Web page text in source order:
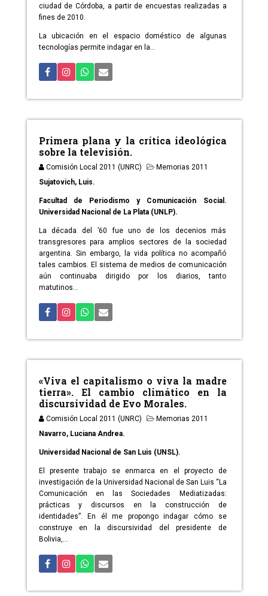
ciudad de Córdoba, a partir de encuestas realizadas a
fines de 2010.
La ubicación en el espacio doméstico de algunas
tecnologías permite indagar en la...
Primera plana y la crítica ideológica
sobre la televisión.
Comisión Local 2011 (UNRC)
Memorias 2011
Sujatovich, Luis.
Facultad de Periodismo y Comunicación Social.
Universidad Nacional de La Plata (UNLP).
La década del ’60 fue uno de los decenios más
transgresores para amplios sectores de la sociedad
argentina. Sin embargo, la vida política no acompañó
tales cambios. El sistema de medios de comunicación
aún continuaba dirigido por los diarios, tanto
matutinos...
«Viva el capitalismo o viva la madre
tierra». El cambio climático en la
discursividad de Evo Morales.
Comisión Local 2011 (UNRC)
Memorias 2011
Navarro, Luciana Andrea.
Universidad Nacional de San Luis (UNSL).
El presente trabajo se enmarca en el proyecto de
investigación de la Universidad Nacional de San Luis “La
Comunicación en las Sociedades Mediatizadas:
prácticas y discursos en la construcción de
identidades”. En él me propongo indagar cómo se
construye en la discursividad del presidente de
Bolivia,...